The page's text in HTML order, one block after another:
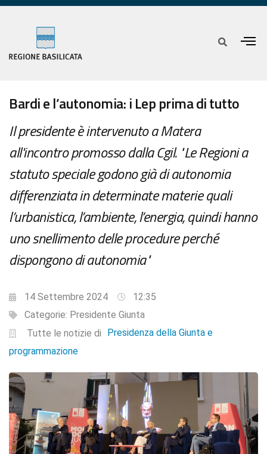
Bardi e l’autonomia: i Lep prima di tutto
Il presidente è intervenuto a Matera
all'incontro promosso dalla Cgil. "Le Regioni a
statuto speciale godono già di autonomia
differenziata in determinate materie quali
l’urbanistica, l’ambiente, l’energia, quindi hanno
uno snellimento delle procedure perché
dispongono di autonomia"
14 Settembre 2024
12:35
Categorie: Presidente Giunta
Tutte le notizie di
Presidenza della Giunta e
programmazione